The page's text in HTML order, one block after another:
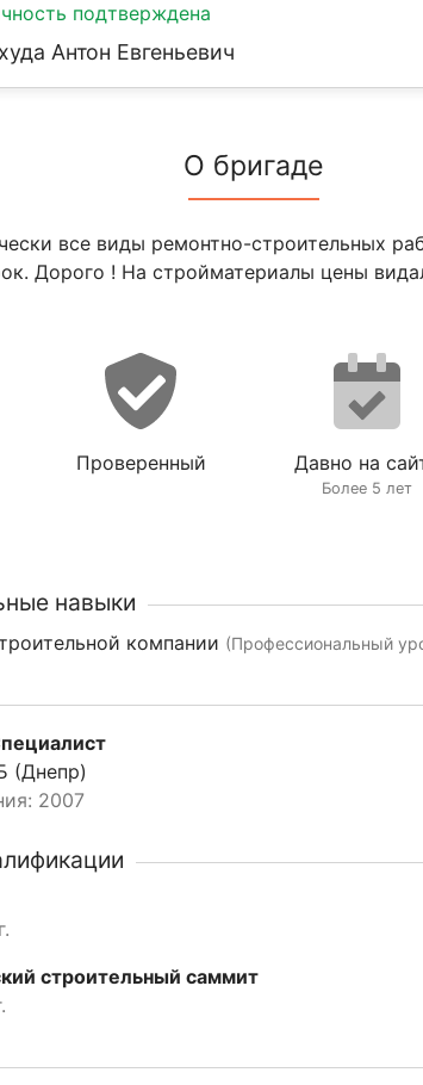
подтверждена
Антон Евгеньевич
О бригаде
все виды ремонтно-строительных
Дорого ! На стройматериалы цены
Проверенный Давно на
Более 5 лет
навыки
компании (Профессиональный
(Днепр)
2007
строительный саммит